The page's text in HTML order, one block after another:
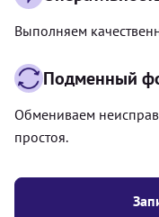
Выполняем
Подменный
Обмениваем
простоя.